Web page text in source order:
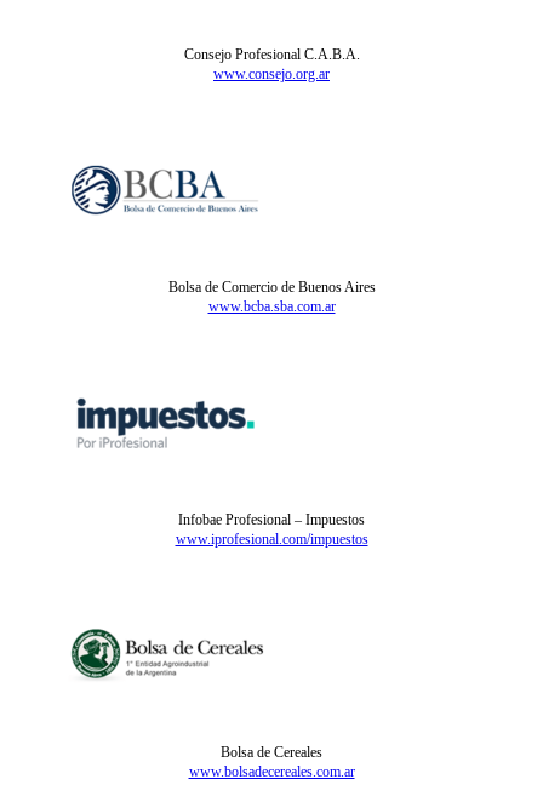
Consejo Profesional C.A.B.A.
www.consejo.org.ar
Bolsa de Comercio de Buenos Aires
www.bcba.sba.com.ar
Infobae Profesional – Impuestos
www.iprofesional.com/impuestos
Bolsa de Cereales
www.bolsadecereales.com.ar